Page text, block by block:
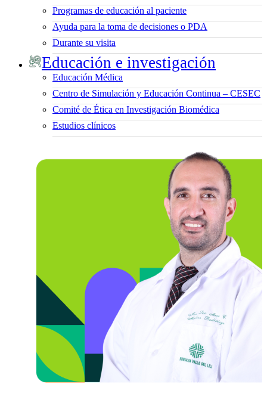
Programas de educación al paciente
Ayuda para la toma de decisiones o PDA
Durante su visita
Educación e investigación
Educación Médica
Centro de Simulación y Educación Continua – CESEC
Comité de Ética en Investigación Biomédica
Estudios clínicos